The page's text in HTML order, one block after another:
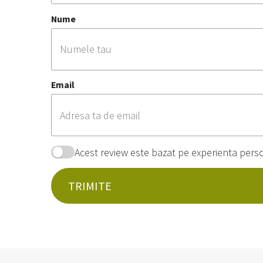
Nume
Email
Acest review este bazat pe experienta
TRIMITE